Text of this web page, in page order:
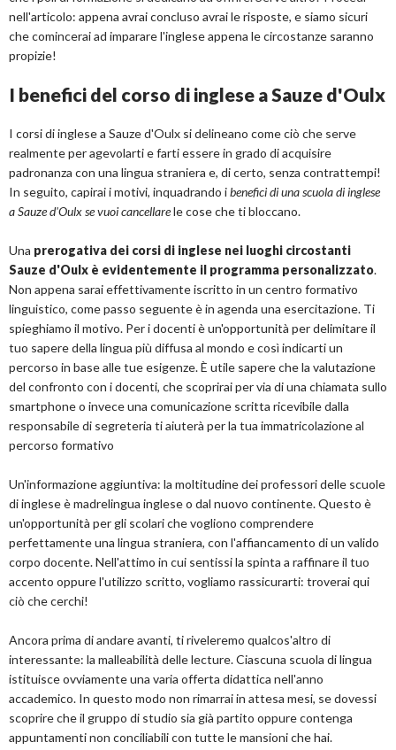
nell'articolo: appena avrai concluso avrai le risposte, e siamo sicuri
che comincerai ad imparare l'inglese appena le circostanze saranno
propizie!
I benefici del corso di inglese a Sauze d'Oulx
I corsi di inglese a Sauze d'Oulx si delineano come ciò che serve
realmente per agevolarti e farti essere in grado di acquisire
padronanza con una lingua straniera e, di certo, senza contrattempi!
In seguito, capirai i motivi, inquadrando ibenefici di una scuola di inglese
a Sauze d'Oulx se vuoi cancellarele cose che ti bloccano.
Una prerogativa dei corsi di inglese nei luoghi circostanti
Sauze d'Oulx è evidentemente il programma personalizzato.
Non appena sarai effettivamente iscritto in un centro formativo
linguistico, come passo seguente è in agenda una esercitazione. Ti
spieghiamo il motivo. Per i docenti è un'opportunità per delimitare il
tuo sapere della lingua più diffusa al mondo e così indicarti un
percorso in base alle tue esigenze. È utile sapere che la valutazione
del confronto con i docenti, che scoprirai per via di una chiamata sullo
smartphone o invece una comunicazione scritta ricevibile dalla
responsabile di segreteria ti aiuterà per la tua immatricolazione al
percorso formativo
Un'informazione aggiuntiva: la moltitudine dei professori delle scuole
di inglese è madrelingua inglese o dal nuovo continente. Questo è
un'opportunità per gli scolari che vogliono comprendere
perfettamente una lingua straniera, con l'affiancamento di un valido
corpo docente. Nell'attimo in cui sentissi la spinta a raffinare il tuo
accento oppure l'utilizzo scritto, vogliamo rassicurarti: troverai qui
ciò che cerchi!
Ancora prima di andare avanti, ti riveleremo qualcos'altro di
interessante: la malleabilità delle lecture. Ciascuna scuola di lingua
istituisce ovviamente una varia offerta didattica nell'anno
accademico. In questo modo non rimarrai in attesa mesi, se dovessi
scoprire che il gruppo di studio sia già partito oppure contenga
appuntamenti non conciliabili con tutte le mansioni che hai.